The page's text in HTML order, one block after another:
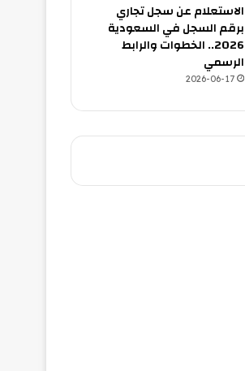
الاستعلام عن سجل تجاري
برقم السجل في السعودية
2026.. الخطوات والرابط
الرسمي
2026-06-17